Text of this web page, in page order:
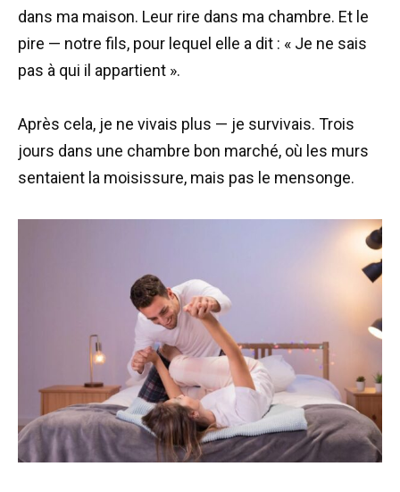
dans ma maison. Leur rire dans ma chambre. Et le
pire — notre fils, pour lequel elle a dit : « Je ne sais
pas à qui il appartient ».
Après cela, je ne vivais plus — je survivais. Trois
jours dans une chambre bon marché, où les murs
sentaient la moisissure, mais pas le mensonge.